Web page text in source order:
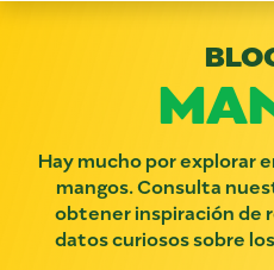
RECETAS
NUTRICIÓN
COMPRAR MANGOS
Hay mucho por explorar
mangos. Consulta
obtener inspiración de
datos curiosos sobre